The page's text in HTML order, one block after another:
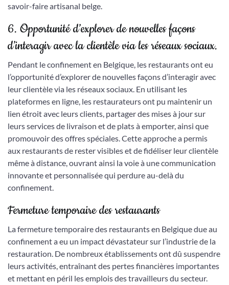
savoir-faire artisanal belge.
6. Opportunité d’explorer de nouvelles façons
d’interagir avec la clientèle via les réseaux sociaux.
Pendant le confinement en Belgique, les restaurants ont eu
l’opportunité d’explorer de nouvelles façons d’interagir avec
leur clientèle via les réseaux sociaux. En utilisant les
plateformes en ligne, les restaurateurs ont pu maintenir un
lien étroit avec leurs clients, partager des mises à jour sur
leurs services de livraison et de plats à emporter, ainsi que
promouvoir des offres spéciales. Cette approche a permis
aux restaurants de rester visibles et de fidéliser leur clientèle
même à distance, ouvrant ainsi la voie à une communication
innovante et personnalisée qui perdure au-delà du
confinement.
Fermeture temporaire des restaurants
La fermeture temporaire des restaurants en Belgique due au
confinement a eu un impact dévastateur sur l’industrie de la
restauration. De nombreux établissements ont dû suspendre
leurs activités, entraînant des pertes financières importantes
et mettant en péril les emplois des travailleurs du secteur.